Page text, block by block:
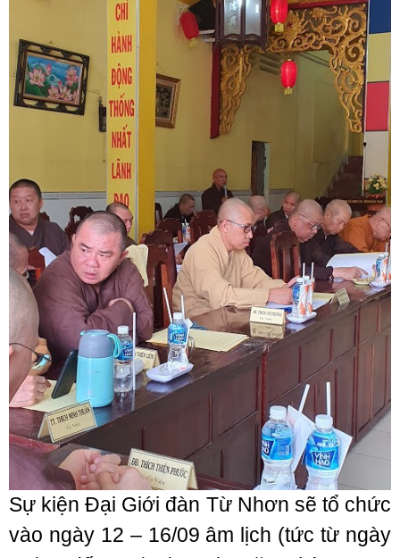
Sự kiện Đại Giới đàn Từ Nhơn sẽ tổ chức
vào ngày 12 – 16/09 âm lịch (tức từ ngày